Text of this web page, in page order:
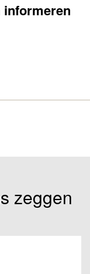
informeren
zeggen